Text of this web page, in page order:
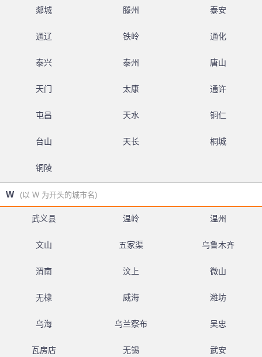
郯城 滕州 泰安
通辽 铁岭 通化
泰兴 泰州 唐山
天门 太康 通许
屯昌 天水 铜仁
台山 天长 桐城
铜陵
W (以 W 为开头的城市名)
武义县 温岭 温州
文山 五家渠 乌鲁木齐
渭南 汶上 微山
无棣 威海 潍坊
乌海 乌兰察布 吴忠
瓦房店 无锡 武安